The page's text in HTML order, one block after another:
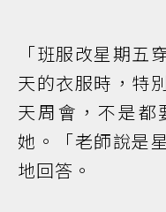
「班服改星期五
天的衣服時，特
天周會，不是都
她。「老師說是
地回答。